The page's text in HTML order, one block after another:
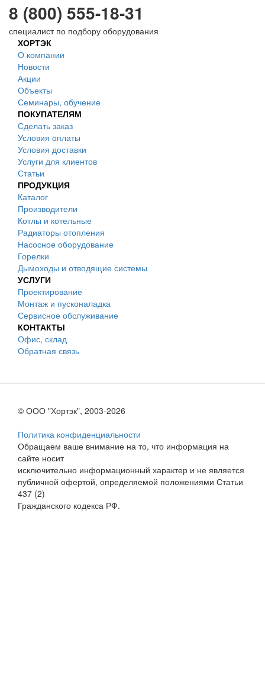
8 (800) 555-18-31
специалист по подбору оборудования
ХОРТЭК
О компании
Новости
Акции
Объекты
Семинары, обучение
ПОКУПАТЕЛЯМ
Сделать заказ
Условия оплаты
Условия доставки
Услуги для клиентов
Статьи
ПРОДУКЦИЯ
Каталог
Производители
Котлы и котельные
Радиаторы отопления
Насосное оборудование
Горелки
Дымоходы и отводящие системы
УСЛУГИ
Проектирование
Монтаж и пусконаладка
Сервисное обслуживание
КОНТАКТЫ
Офис, склад
Обратная связь
© ООО "Хортэк", 2003-2026
Политика конфиденциальности
Обращаем ваше внимание на то, что информация на
сайте носит
исключительно информационный характер и не является
публичной офертой, определяемой положениями Статьи
437 (2)
Гражданского кодекса РФ.